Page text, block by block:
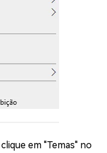
em "Temas" no